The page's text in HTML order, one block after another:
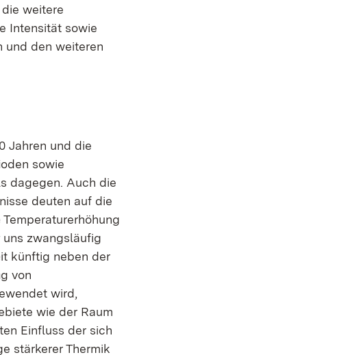
weitere
Intensität sowie
und den weiteren
Jahren und die
sowie
dagegen. Auch die
deuten auf die
zwangsläufig
künftig neben der
von
wird,
wie der Raum
Einfluss der sich
stärkerer Thermik